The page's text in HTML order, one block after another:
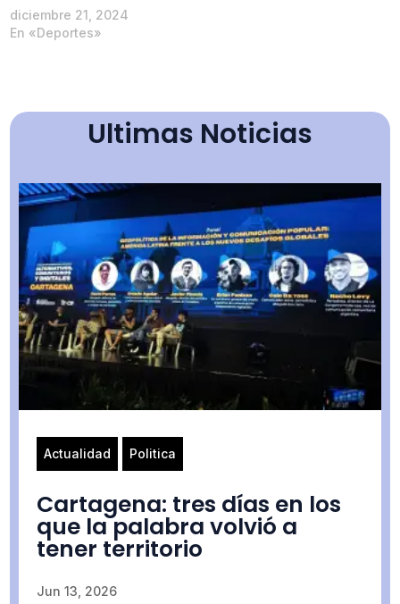
diciembre 21, 2024
En «Deportes»
Ultimas Noticias
Actualidad Politica
Cartagena: tres días en los
que la palabra volvió a
tener territorio
Jun 13, 2026